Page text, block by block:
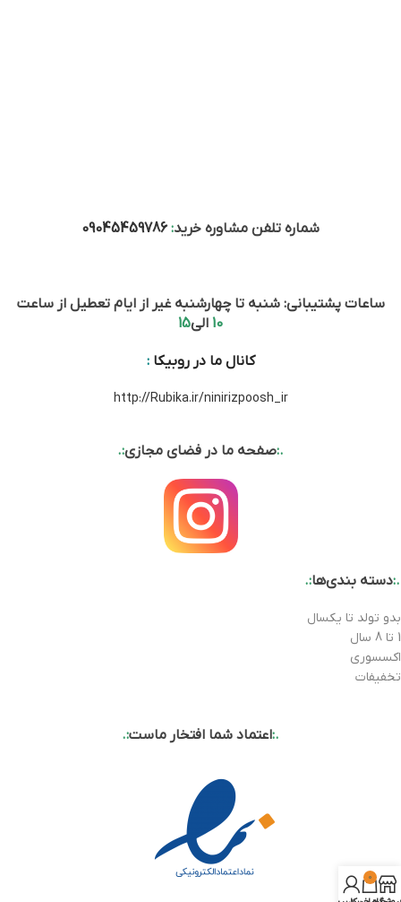
شماره تلفن مشاوره خرید:
09045459786
ساعات پشتیبانی: شنبه تا چهارشنبه غیر از ایام تعطیل از ساعت
10 الی15
کانال ما در روبیکا:
http://Rubika.ir/ninirizpoosh_ir
.:صفحه ما در فضای مجازی:.
.:دسته بندی‌ها:.
بدو تولد تا یکسال
1 تا 8 سال
اکسسوری
تخفیفات
.:اعتماد شما افتخار ماست:.
0